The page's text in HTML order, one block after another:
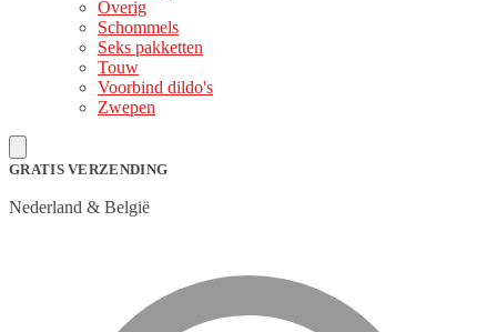
Overig
Schommels
Seks pakketten
Touw
Voorbind dildo's
Zwepen
GRATIS VERZENDING
Nederland & België